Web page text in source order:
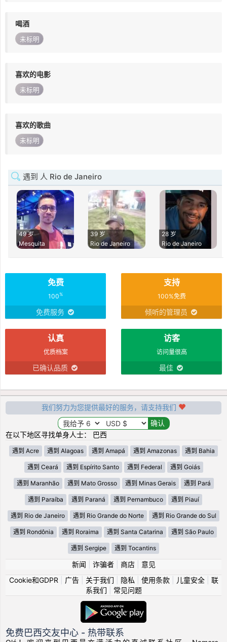
喝酒
未标明
喜欢的电影
未标明
喜欢的歌曲
未标明
遇到 人 Rio de Janeiro
49 岁
Mesquita
39 岁
Rio de Janeiro
28 岁
Rio de Janeiro
免费
100%
免费服务
支持
100%免费
倾听的管理员
认真
优质档案
已确认品质
访客
访问量很高
最佳
我们努力为您提供最好的服务，请支持我们
在以下地区寻找单身人士： 巴西
遇到 Acre 遇到 Alagoas 遇到 Amapá 遇到 Amazonas 遇到 Bahia
遇到 Ceará 遇到 Espírito Santo 遇到 Federal 遇到 Goiás
遇到 Maranhão 遇到 Mato Grosso 遇到 Minas Gerais 遇到 Pará
遇到 Paraíba 遇到 Paraná 遇到 Pernambuco 遇到 Piauí
遇到 Rio de Janeiro 遇到 Rio Grande do Norte 遇到 Rio Grande do Sul
遇到 Rondônia 遇到 Roraima 遇到 Santa Catarina 遇到 São Paulo
遇到 Sergipe 遇到 Tocantins
新闻 诈骗者| 商店| 意见
Cookie和GDPR
广告| 关于我们 隐私 使用条款| 儿童安全| 联
系我们
常见问题
免费巴西交友中心 - 热带联系